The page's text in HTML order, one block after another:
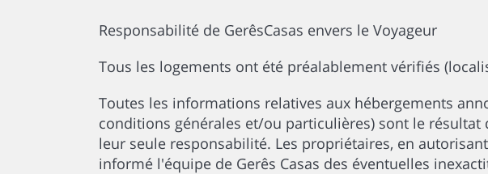
Responsabilité de GerêsCasas envers le Voyageur
Tous les logements ont été préalablement vérifiés
Toutes les informations relatives aux hébergements
conditions générales et/ou particulières) sont le
leur seule responsabilité. Les propriétaires, en
informé l'équipe de Gerês Casas des éventuelles